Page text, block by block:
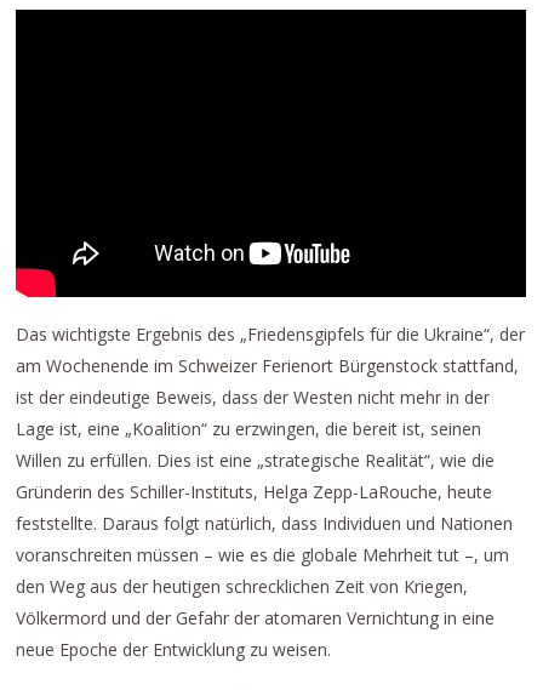
Das wichtigste Ergebnis des „Friedensgipfels für die Ukraine“, der
am Wochenende im Schweizer Ferienort Bürgenstock stattfand,
ist der eindeutige Beweis, dass der Westen nicht mehr in der
Lage ist, eine „Koalition“ zu erzwingen, die bereit ist, seinen
Willen zu erfüllen. Dies ist eine „strategische Realität“, wie die
Gründerin des Schiller-Instituts, Helga Zepp-LaRouche, heute
feststellte. Daraus folgt natürlich, dass Individuen und Nationen
voranschreiten müssen – wie es die globale Mehrheit tut –, um
den Weg aus der heutigen schrecklichen Zeit von Kriegen,
Völkermord und der Gefahr der atomaren Vernichtung in eine
neue Epoche der Entwicklung zu weisen.